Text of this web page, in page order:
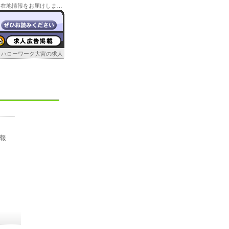
ハローワーク大宮の求人